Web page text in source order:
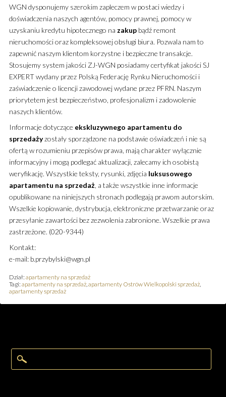
WGN dysponujemy szerokim zapleczem w postaci wiedzy i
doświadczenia naszych agentów, pomocy prawnej, pomocy w
uzyskaniu kredytu hipotecznego na zakupbądź remont
nieruchomości oraz kompleksowej obsługi biura. Pozwala nam to
zapewnić naszym klientom korzystne i bezpieczne transakcje.
Stosujemy system jakości ZJ-WGN posiadamy certyfikat jakości SJ
EXPERT wydany przez Polską Federację Rynku Nieruchomości i
zaświadczenie o licencji zawodowej wydane przez PFRN. Naszym
priorytetem jest bezpieczeństwo, profesjonalizm i zadowolenie
naszych klientów.
Informacje dotyczące ekskluzywnego apartamentu do
sprzedażyzostały sporządzone na podstawie oświadczeń i nie są
ofertą w rozumieniu przepisów prawa, mają charakter wyłącznie
informacyjny i mogą podlegać aktualizacji, zalecamy ich osobistą
weryfikację. Wszystkie teksty, rysunki, zdjęcia luksusowego
apartamentu na sprzedaż, a także wszystkie inne informacje
opublikowane na niniejszych stronach podlegają prawom autorskim.
Wszelkie kopiowanie, dystrybucja, elektroniczne przetwarzanie oraz
przesyłanie zawartości bez zezwolenia zabronione. Wszelkie prawa
zastrzeżone. (020-9344)
Kontakt:
e-mail: b.przybylski@wgn.pl
Dział: apartamenty na sprzedaż
Tagi: apartamenty na sprzedaż, apartamenty Ostrów Wielkopolski sprzedaż,
apartamenty sprzedaż